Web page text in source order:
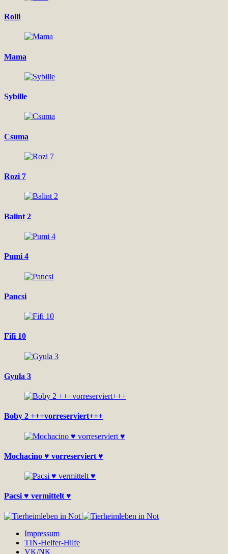
Rolli
Mama
Sybille
Csuma
Rozi 7
Balint 2
Pumi 4
Pancsi
Fifi 10
Gyula 3
Boby 2 +++vorreserviert+++
Mochacino ♥ vorreserviert ♥
Pacsi ♥ vermittelt ♥
Impressum
TIN-Helfer-Hilfe
VK/NK